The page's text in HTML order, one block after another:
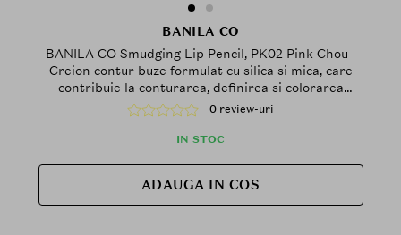
BANILA CO
BANILA CO Smudging Lip Pencil, PK02 Pink Chou -
Creion contur buze formulat cu silica si mica, care
contribuie la conturarea, definirea si colorarea
buzelor pentru un finisaj mat si usor difuz si la
metinerea confortului pe buze
0 review-uri
IN STOC
ADAUGA IN COS